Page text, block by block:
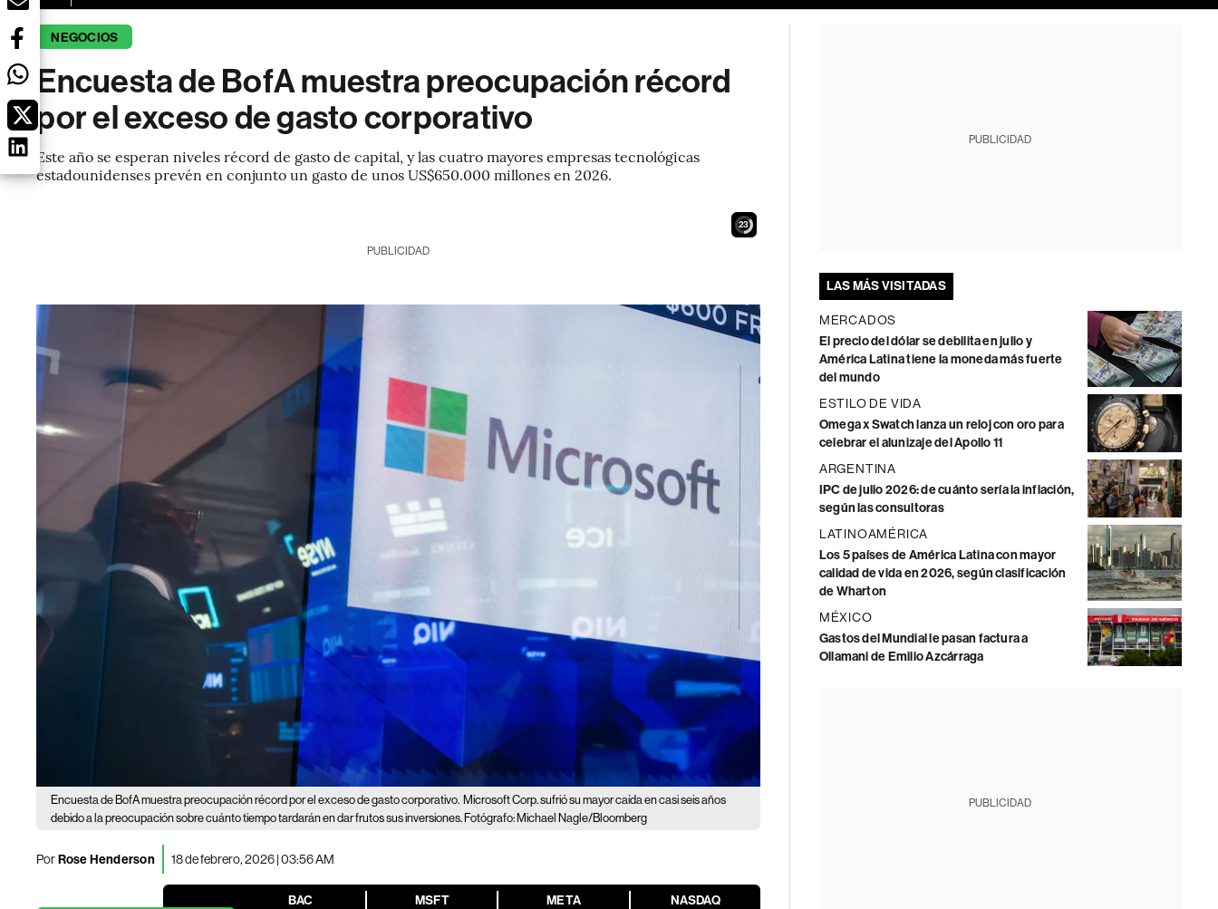
NEGOCIOS
Encuesta de BofA muestra preocupación récord
por el exceso de gasto corporativo
Este año se esperan niveles récord de gasto de capital, y las cuatro mayores empresas tecnológicas
estadounidenses prevén en conjunto un gasto de unos US$650.000 millones en 2026.
22
PUBLICIDAD
Encuesta de BofA muestra preocupación récord por el exceso de gasto corporativo. Microsoft Corp. sufrió su mayor caída en casi seis años
debido a la preocupación sobre cuánto tiempo tardarán en dar frutos sus inversiones. Fotógrafo: Michael Nagle/Bloomberg
PorRose Henderson 18 de febrero, 2026 | 03:56 AM
BAC MSFT META NASDAQ
PUBLICIDAD
LAS MÁS VISITADAS
MERCADOS
El precio del dólar se debilita en julio y
América Latina tiene la moneda más fuerte
del mundo
ESTILO DE VIDA
Omega x Swatch lanza un reloj con oro para
celebrar el alunizaje del Apollo 11
ARGENTINA
IPC de julio 2026: de cuánto sería la inflación,
según las consultoras
LATINOAMÉRICA
Los 5 países de América Latina con mayor
calidad de vida en 2026, según clasificación
de Wharton
MÉXICO
Gastos del Mundial le pasan factura a
Ollamani de Emilio Azcárraga
PUBLICIDAD